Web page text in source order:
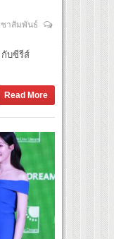
าสัมพันธ์
กับซีรีส์
Read More